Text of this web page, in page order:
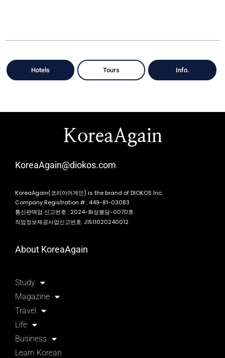
Hotels Tours Info.
KoreaAgain
KoreaAgain@diokos.com
KoreaAgain(코리아어게인) is the brand of DIOKOS Inc.
Company Registration # : 449-81-03083
통신판매업 신고번호 : 2024-화성봉담-0070호
직업정보제공사업신고번호: J1511020240012
About KoreaAgain
Study
Magazine
Travel
Life
Business
Learn Korean